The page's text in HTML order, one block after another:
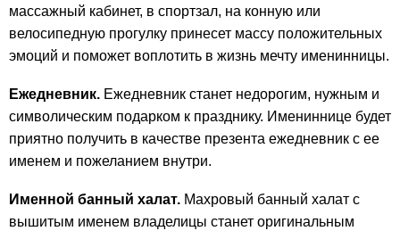
массажный кабинет, в спортзал, на конную или
велосипедную прогулку принесет массу положительных
эмоций и поможет воплотить в жизнь мечту именинницы.
Ежедневник. Ежедневник станет недорогим, нужным и
символическим подарком к празднику. Имениннице будет
приятно получить в качестве презента ежедневник с ее
именем и пожеланием внутри.
Именной банный халат. Махровый банный халат с
вышитым именем владелицы станет оригинальным